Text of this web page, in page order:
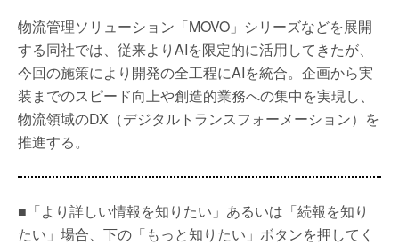
物流管理ソリューション「MOVO」シリーズなどを展開
する同社では、従来よりAIを限定的に活用してきたが、
今回の施策により開発の全工程にAIを統合。企画から実
装までのスピード向上や創造的業務への集中を実現し、
物流領域のDX（デジタルトランスフォーメーション）を
推進する。
■「より詳しい情報を知りたい」あるいは「続報を知り
たい」場合、下の「もっと知りたい」ボタンを押してく